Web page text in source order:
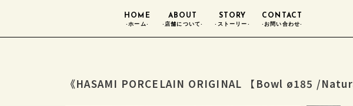
HOME
-ホーム-
ABOUT
-店舗について-
STORY
-ストーリー-
CONTACT
-お問い合わせ-
《HASAMI PORCELAIN ORIGINAL 【Bowl ø185 /